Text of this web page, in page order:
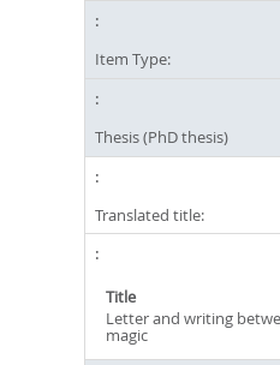
Item Type:
Thesis (PhD thesis)
Translated title:
Title
Letter and writing
magic